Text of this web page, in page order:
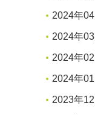
2024年04
2024年03
2024年02
2024年01
2023年12